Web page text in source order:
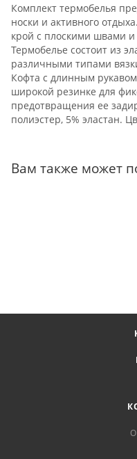
Комплект термобелья
носки и активного
крой с плоскими швами
Термобелье состоит из
различными типами
Кофта с длинным
широкой резинке для
предотвращения ее
полиэстер, 5% эластан.
Вам также может